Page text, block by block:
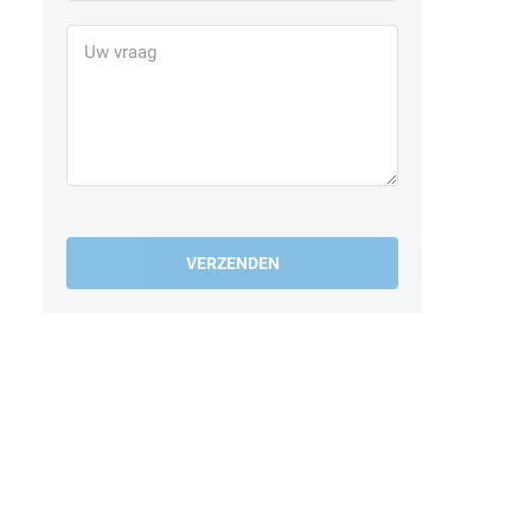
VERZENDEN